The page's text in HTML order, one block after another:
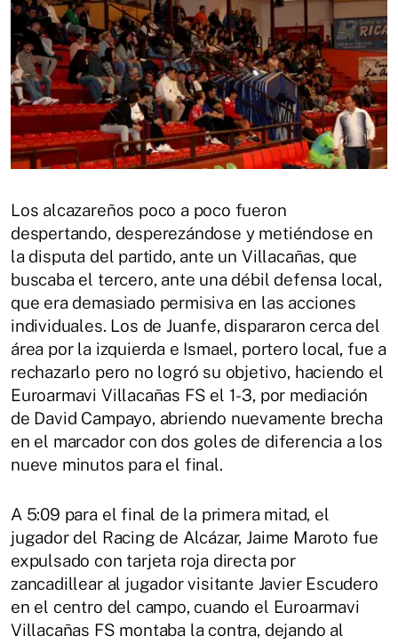
Los alcazareños poco a poco fueron
despertando, desperezándose y metiéndose en
la disputa del partido, ante un Villacañas, que
buscaba el tercero, ante una débil defensa local,
que era demasiado permisiva en las acciones
individuales. Los de Juanfe, dispararon cerca del
área por la izquierda e Ismael, portero local, fue a
rechazarlo pero no logró su objetivo, haciendo el
Euroarmavi Villacañas FS el 1-3, por mediación
de David Campayo, abriendo nuevamente brecha
en el marcador con dos goles de diferencia a los
nueve minutos para el final.
A 5:09 para el final de la primera mitad, el
jugador del Racing de Alcázar, Jaime Maroto fue
expulsado con tarjeta roja directa por
zancadillear al jugador visitante Javier Escudero
en el centro del campo, cuando el Euroarmavi
Villacañas FS montaba la contra, dejando al